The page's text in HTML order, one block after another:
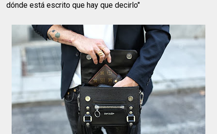
dónde está escrito que hay que decirlo"